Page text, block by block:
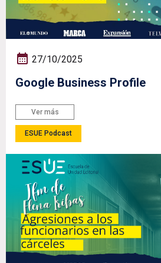
27/10/2025
Google Business Profile
Ver más
ESUE Podcast